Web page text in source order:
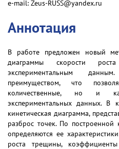
e-mail: Zeus-RUSS@yandex.ru
Аннотация
В работе предложен новый
диаграммы скорости
экспериментальным
преимуществом, что
количественные, но и
экспериментальных данных. В
кинетическая диаграмма,
разброс точек. По построенной
определяются ее
роста трещины,